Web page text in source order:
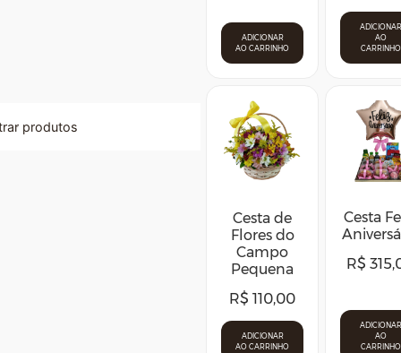
produtos
ADICIONAR
AO CARRINHO
ADICIONAR
AO
CARRINHO
Cesta de
Flores do
Campo
Pequena
R$ 110,00
ADICIONAR
AO CARRINHO
Cesta
R$
ADICIONAR
AO
CARRINHO